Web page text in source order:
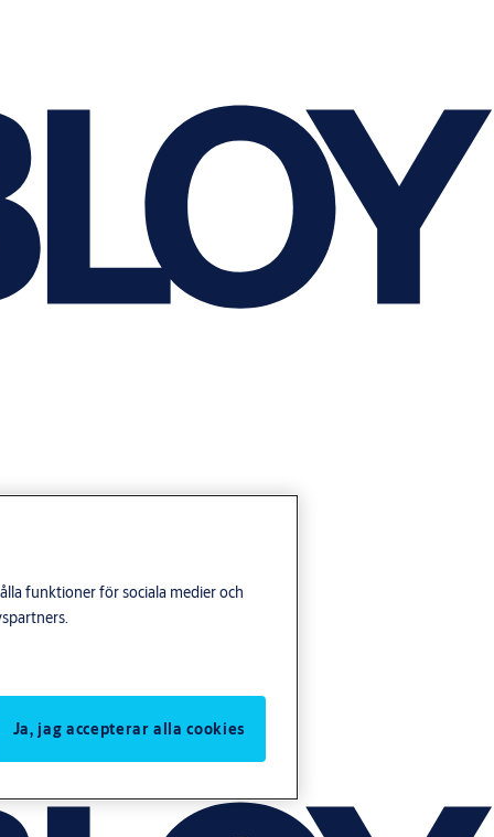
funktioner för sociala medier och
Ja, jag accepterar alla cookies